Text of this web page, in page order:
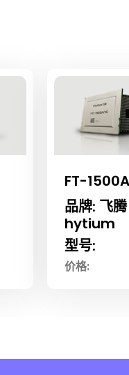
FT-
品牌: 飞腾
hytium
型号:
价格: